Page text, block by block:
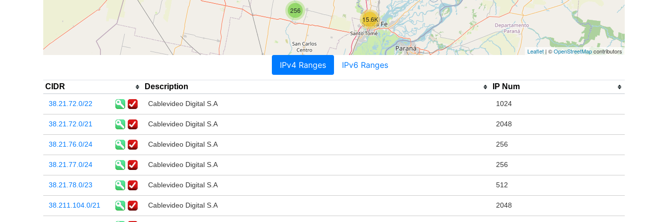
256
15.6K
Leaflet | ©OpenStreetMapcontributors
IPv4 Ranges IPv6 Ranges
CIDR Description IP Num
38.21.72.0/22 Cablevideo Digital S.A 1024
38.21.72.0/21 Cablevideo Digital S.A 2048
38.21.76.0/24 Cablevideo Digital S.A 256
38.21.77.0/24 Cablevideo Digital S.A 256
38.21.78.0/23 Cablevideo Digital S.A 512
38.211.104.0/21 Cablevideo Digital S.A 2048